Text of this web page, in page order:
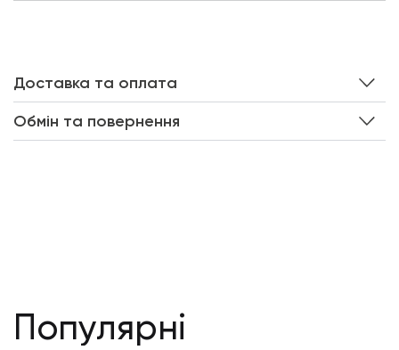
Доставка та оплата
Обмін та повернення
Популярні